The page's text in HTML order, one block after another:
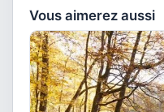
Vous aimerez aussi